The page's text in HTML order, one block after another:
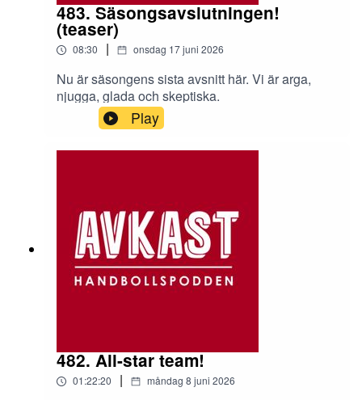
483. Säsongsavslutningen!
(teaser)
08:30 | onsdag 17 juni 2026
Nu är säsongens sista avsnitt här. Vi är arga,
njugga, glada och skeptiska.
Play
482. All-star team!
01:22:20 | måndag 8 juni 2026